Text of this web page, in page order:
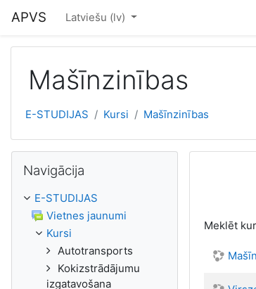
APVS Latviešu ‎(lv)‎
Mašīnzinības
E-STUDIJAS Kursi Mašīnzinības
Meklēt
Navigācija
E-STUDIJAS
Vietnes jaunumi
Kursi
Autotransports
Kokizstrādājumu
izgatavošana